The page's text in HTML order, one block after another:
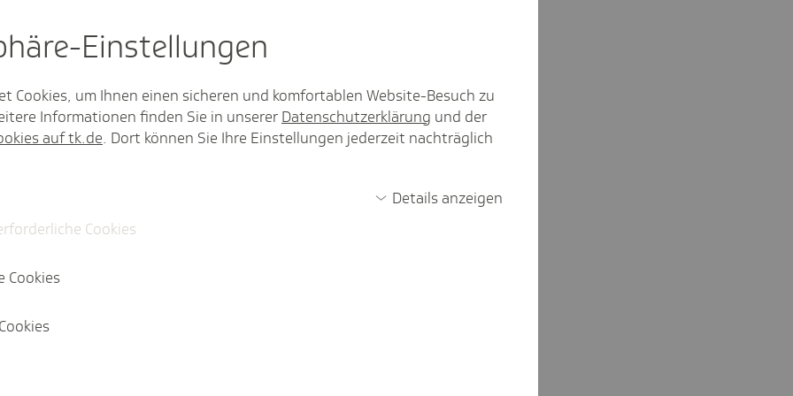
unsere TK-Versicherten und somit
Behandlungsmöglichkeiten, die
Service und dadurch auch mehr
Kosten. Durch die
die Erfolgschancen höher, die
Doktortitel
- und dann auch noch lange
geht es auch anders: Mit der
Einstel­lungen
Cookies, um Ihnen einen sicheren und komfortablen Website-Besuch zu
Informationen finden Sie in unserer Datenschutzerklärung und der
auf tk.de. Dort können Sie Ihre Einstellungen jederzeit nachträglich
Details anzeigen
Cookies
Cookies